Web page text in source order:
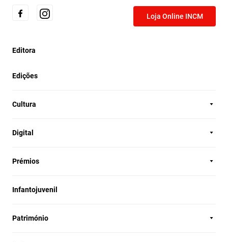
Loja Online INCM
Editora
Edições
Cultura
Digital
Prémios
Infantojuvenil
Património